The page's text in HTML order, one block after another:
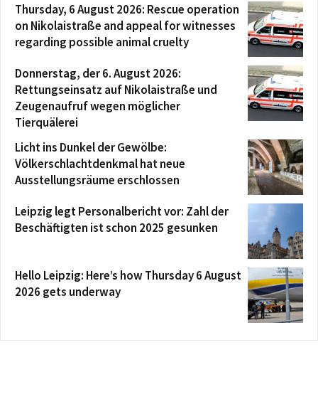
Thursday, 6 August 2026: Rescue operation
on Nikolaistraße and appeal for witnesses
regarding possible animal cruelty
Donnerstag, der 6. August 2026:
Rettungseinsatz auf Nikolaistraße und
Zeugenaufruf wegen möglicher
Tierquälerei
Licht ins Dunkel der Gewölbe:
Völkerschlachtdenkmal hat neue
Ausstellungsräume erschlossen
Leipzig legt Personalbericht vor: Zahl der
Beschäftigten ist schon 2025 gesunken
Hello Leipzig: Here’s how Thursday 6 August
2026 gets underway